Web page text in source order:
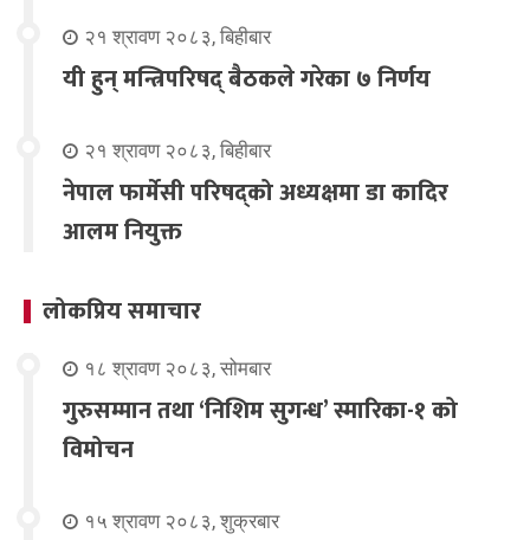
२१ श्रावण २०८३, बिहीबार
यी हुन् मन्त्रिपरिषद् बैठकले गरेका ७ निर्णय
२१ श्रावण २०८३, बिहीबार
नेपाल फार्मेसी परिषद्को अध्यक्षमा डा कादिर
आलम नियुक्त
लोकप्रिय समाचार
१८ श्रावण २०८३, सोमबार
गुरुसम्मान तथा ‘निशिम सुगन्ध’ स्मारिका-१ को
विमोचन
१५ श्रावण २०८३, शुक्रबार